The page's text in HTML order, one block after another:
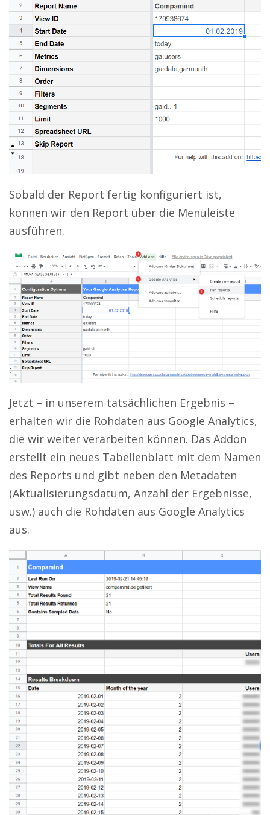
Sobald der Report fertig konfiguriert ist,
können wir den Report über die Menüleiste
ausführen.
Jetzt – in unserem tatsächlichen Ergebnis –
erhalten wir die Rohdaten aus Google Analytics,
die wir weiter verarbeiten können. Das Addon
erstellt ein neues Tabellenblatt mit dem Namen
des Reports und gibt neben den Metadaten
(Aktualisierungsdatum, Anzahl der Ergebnisse,
usw.) auch die Rohdaten aus Google Analytics
aus.